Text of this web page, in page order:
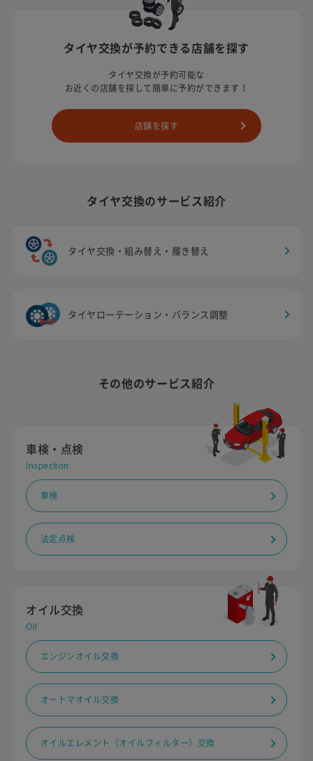
タイヤ交換が予約できる店舗を探す
タイヤ交換が予約可能な
お近くの店舗を探して簡単に予約ができます！
店舗を探す
タイヤ交換のサービス紹介
タイヤ交換・組み替え・履き替え
タイヤローテーション・バランス調整
その他のサービス紹介
車検・点検
Inspection
車検
法定点検
オイル交換
Oil
エンジンオイル交換
オートマオイル交換
オイルエレメント（オイルフィルター）交換